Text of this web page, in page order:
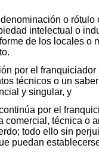
o rótulo
intelectual o
de los locales o
por el
técnicos o un
y singular, y
por el
comercial, técnica o
todo ello sin
puedan